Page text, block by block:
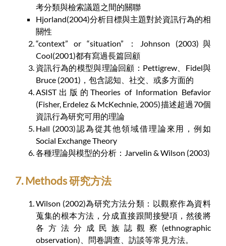
考分類與檢索議題之間的關聯
Hjorland(2004)分析目標與主題對於資訊行為的相
關性
“context” or “situation”：Johnson (2003)與
Cool(2001)都有寫過長篇回顧
資訊行為的模型與理論回顧：Pettigrew、Fidel與
Bruce (2001)，包含認知、社交、或多方面的
ASIST出版的Theories of Information Befavior
(Fisher, Erdelez & McKechnie, 2005)描述超過70個
資訊行為研究可用的理論
Hall (2003)認為從其他領域借理論來用，例如
Social Exchange Theory
各種理論與模型的分析：Jarvelin & Wilson (2003)
7. Methods 研究方法
Wilson (2002)為研究方法分類：以觀察作為資料
蒐集的根本方法，分成直接跟間接變項，然後將
各方法分成民族誌觀察(ethnographic
observation)、問卷調查、訪談等常見方法。